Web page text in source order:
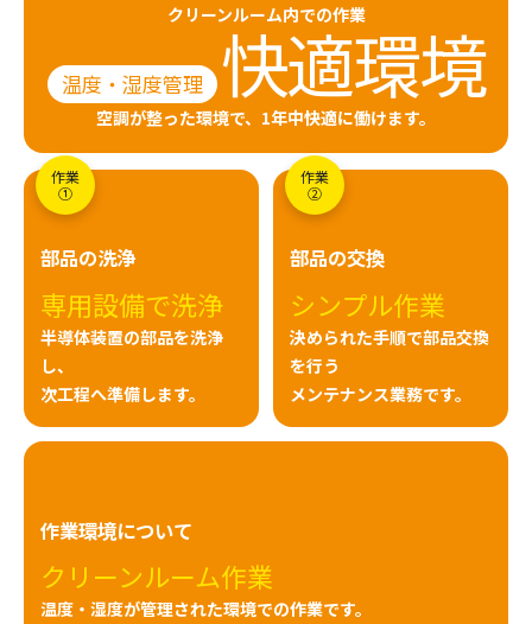
クリーンルーム内での作業
温度・湿度管理 快適環境
空調が整った環境で、1年中快適に働けます。
作業
①
部品の洗浄
専用設備で洗浄
半導体装置の部品を洗浄
し、
次工程へ準備します。
作業
②
部品の交換
シンプル作業
決められた手順で部品交換
を行う
メンテナンス業務です。
作業環境について
クリーンルーム作業
温度・湿度が管理された環境での作業です。